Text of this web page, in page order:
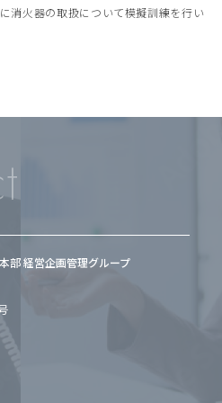
消火器の取扱について模擬訓練を行い
部 経営企画管理グループ